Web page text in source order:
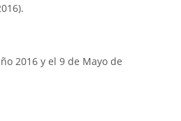
2016 y el 9 de Mayo de